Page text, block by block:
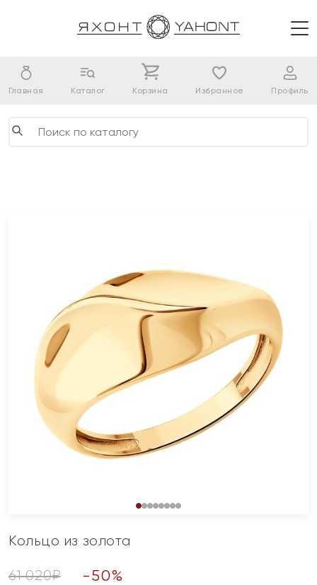
Главная Каталог Корзина Избранное Профиль
Кольцо из золота
61 020₽ -50%